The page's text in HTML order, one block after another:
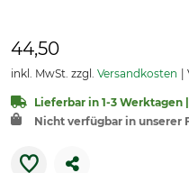
44,50
inkl. MwSt. zzgl. Versandkosten
Lieferbar in 1-3 Werktagen
Nicht verfügbar in unserer